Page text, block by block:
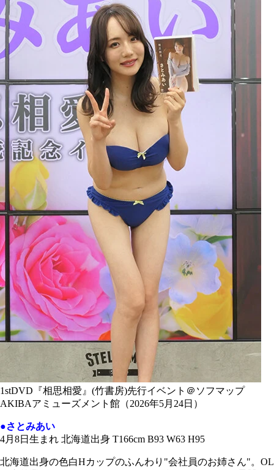
1stDVD『相思相愛』(竹書房)先行イベント＠ソフマップ
AKIBAアミューズメント館（2026年5月24日）
●さとみあい
4月8日生まれ 北海道出身 T166cm B93 W63 H95
北海道出身の色白Hカップのふんわり"会社員のお姉さん"。OL